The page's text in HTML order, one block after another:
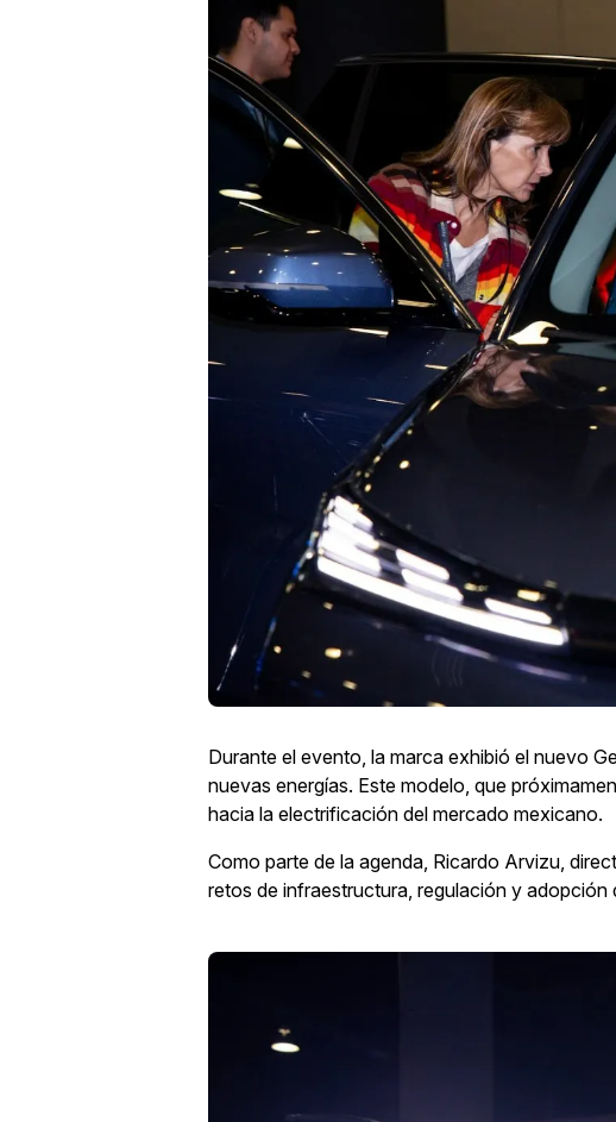
Durante el evento, la marca exhibió el nuevo
nuevas energías. Este modelo, que
hacia la electrificación del mercado mexicano.
Como parte de la agenda, Ricardo Arvizu,
retos de infraestructura, regulación y